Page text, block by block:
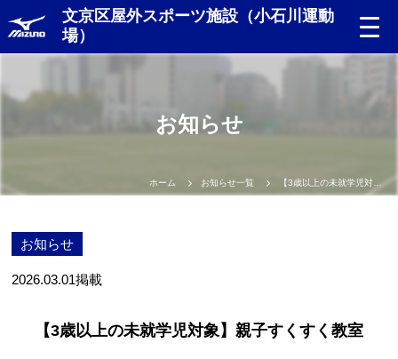
文京区屋外スポーツ施設（小石川運動
場）
お知らせ
ホーム お知らせ一覧 【3歳以上の未就学児対象】親子すくすく教室
お知らせ
2026.03.01掲載
【3歳以上の未就学児対象】親子すくすく教室